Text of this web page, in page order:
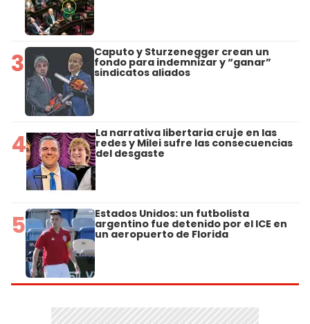
3 Caputo y Sturzenegger crean un
fondo para indemnizar y “ganar”
sindicatos aliados
4 La narrativa libertaria cruje en las
redes y Milei sufre las consecuencias
del desgaste
5 Estados Unidos: un futbolista
argentino fue detenido por el ICE en
un aeropuerto de Florida